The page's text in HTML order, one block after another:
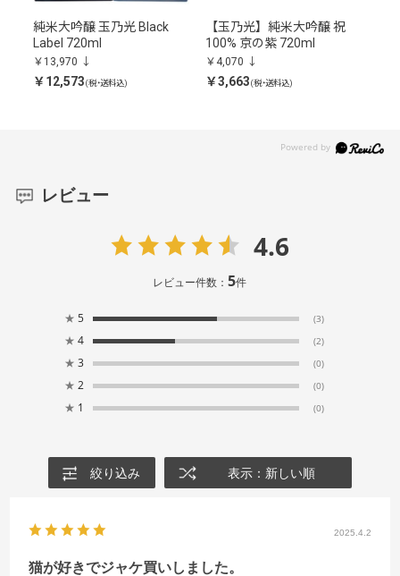
純米大吟醸 玉乃光 Black
Label 720ml
￥13,970
￥12,573(税・送料込)
【玉乃光】純米大吟醸 祝
100% 京の紫 720ml
￥4,070
￥3,663(税・送料込)
レビュー
4.6
レビュー件数：5件
★ 5 (3)
★ 4 (2)
★ 3 (0)
★ 2 (0)
★ 1 (0)
絞り込み 表示：新しい順
2025.4.2
猫が好きでジャケ買いしました。